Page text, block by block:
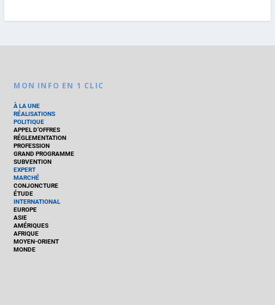
MON INFO EN 1 CLIC
À LA UNE
RÉALISATIONS
POLITIQUE
APPEL D’OFFRES
RÉGLEMENTATION
PROFESSION
GRAND PROGRAMME
SUBVENTION
EXPERT
MARCHÉ
CONJONCTURE
ÉTUDE
INTERNATIONAL
EUROPE
ASIE
AMÉRIQUES
AFRIQUE
MOYEN-ORIENT
MONDE